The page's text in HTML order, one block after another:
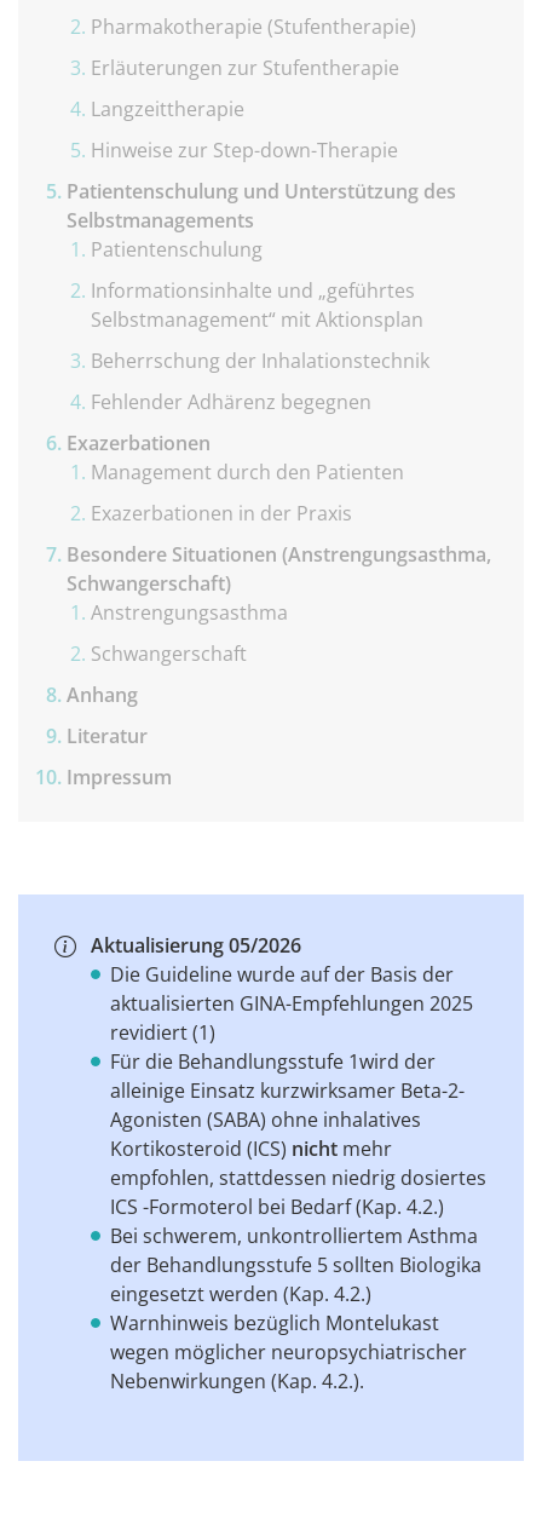
Pharmakotherapie (Stufentherapie)
Erläuterungen zur Stufentherapie
Langzeittherapie
Hinweise zur Step-down-Therapie
Patientenschulung und Unterstützung des
Selbstmanagements
Patientenschulung
Informationsinhalte und „geführtes
Selbstmanagement“ mit Aktionsplan
Beherrschung der Inhalationstechnik
Fehlender Adhärenz begegnen
Exazerbationen
Management durch den Patienten
Exazerbationen in der Praxis
Besondere Situationen (Anstrengungsasthma,
Schwangerschaft)
Anstrengungsasthma
Schwangerschaft
Anhang
Literatur
Impressum
Aktualisierung 05/2026
Die Guideline wurde auf der Basis der
aktualisierten GINA-Empfehlungen 2025
revidiert (1)
Für die Behandlungsstufe 1wird der
alleinige Einsatz kurzwirksamer Beta-2-
Agonisten (SABA) ohne inhalatives
Kortikosteroid (ICS) nicht mehr
empfohlen, stattdessen niedrig dosiertes
ICS -Formoterol bei Bedarf (Kap. 4.2.)
Bei schwerem, unkontrolliertem Asthma
der Behandlungsstufe 5 sollten Biologika
eingesetzt werden (Kap. 4.2.)
Warnhinweis bezüglich Montelukast
wegen möglicher neuropsychiatrischer
Nebenwirkungen (Kap. 4.2.).